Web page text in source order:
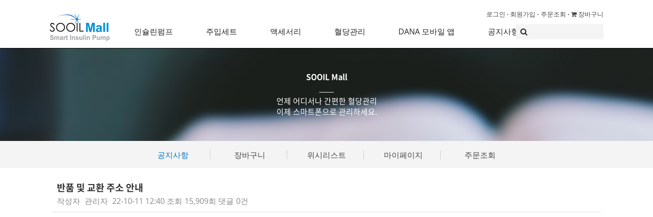
인슐린펌프 주입세트 액세서리 혈당관리 DANA 모바일 앱 공지사항
로그인 회원가입 주문조회 장바구니
SOOIL Mall
언제 어디서나 간편한 혈당관리
이제 스마트폰으로 관리하세요.
공지사항 장바구니 위시리스트 마이페이지 주문조회
반품 및 교환 주소 안내
작성자 관리자 22-10-11 12:40 조회 15,909회 댓글 0건